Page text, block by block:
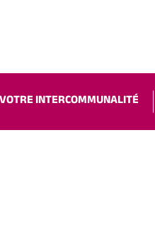
VOTRE INTERCOMMUNALITÉ